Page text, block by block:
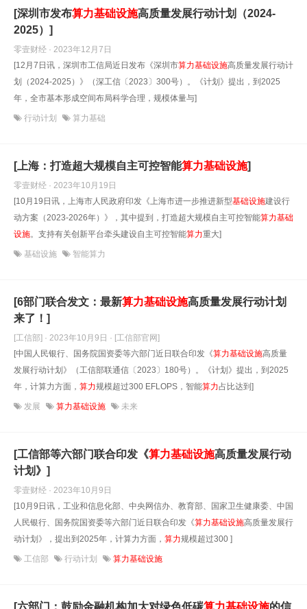
[深圳市发布算力基础设施高质量发展行动计划（2024-
2025）]
零壹财经 · 2023年12月7日
[12月7日讯，深圳市工信局近日发布《深圳市算力基础设施高质量发展行动计
划（2024-2025）》（深工信〔2023〕300号）。《计划》提出，到2025
年，全市基本形成空间布局科学合理，规模体量与]
行动计划 算力基础
[上海：打造超大规模自主可控智能算力基础设施]
零壹财经 · 2023年10月19日
[10月19日讯，上海市人民政府印发《上海市进一步推进新型基础设施建设行
动方案（2023-2026年）》，其中提到，打造超大规模自主可控智能算力基础
设施。支持有关创新平台牵头建设自主可控智能算力重大]
基础设施 智能算力
[6部门联合发文：最新算力基础设施高质量发展行动计划
来了！]
[工信部] · 2023年10月9日 · [工信部官网]
[中国人民银行、国务院国资委等六部门近日联合印发《算力基础设施高质量
发展行动计划》（工信部联通信〔2023〕180号）。《计划》提出，到2025
年，计算力方面， 算力规模超过300 EFLOPS，智能算力占比达到]
发展 算力基础设施 未来
[工信部等六部门联合印发《算力基础设施高质量发展行动
计划》]
零壹财经 · 2023年10月9日
[10月9日讯，工业和信息化部、中央网信办、教育部、国家卫生健康委、中国
人民银行、国务院国资委等六部门近日联合印发《算力基础设施高质量发展行
动计划》，提出到2025年，计算力方面， 算力规模超过300 ]
工信部 行动计划 算力基础设施
[六部门：鼓励金融机构加大对绿色低碳算力基础设施的信